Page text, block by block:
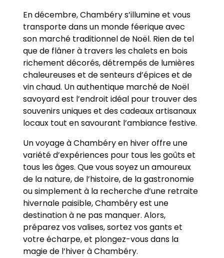
En décembre, Chambéry s’illumine et vous
transporte dans un monde féerique avec
son marché traditionnel de Noël. Rien de tel
que de flâner à travers les chalets en bois
richement décorés, détrempés de lumières
chaleureuses et de senteurs d’épices et de
vin chaud. Un authentique marché de Noël
savoyard est l’endroit idéal pour trouver des
souvenirs uniques et des cadeaux artisanaux
locaux tout en savourant l’ambiance festive.
Un voyage à Chambéry en hiver offre une
variété d’expériences pour tous les goûts et
tous les âges. Que vous soyez un amoureux
de la nature, de l’histoire, de la gastronomie
ou simplement à la recherche d’une retraite
hivernale paisible, Chambéry est une
destination à ne pas manquer. Alors,
préparez vos valises, sortez vos gants et
votre écharpe, et plongez-vous dans la
magie de l’hiver à Chambéry.